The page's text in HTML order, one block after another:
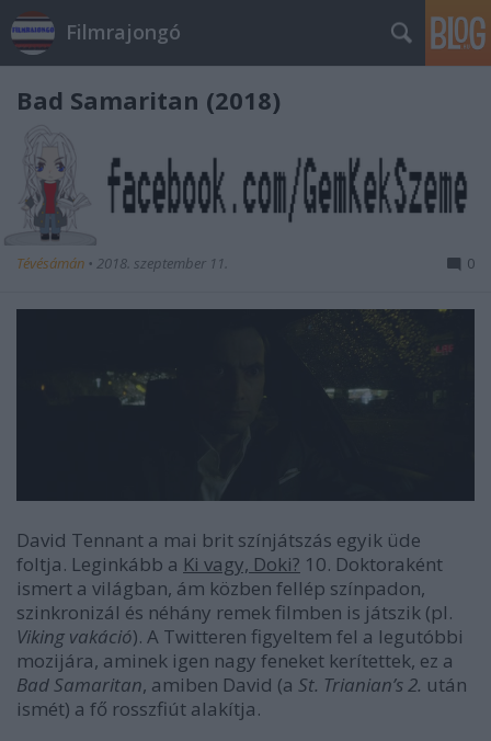
Filmrajongó
Bad Samaritan (2018)
Tévésámán • 2018. szeptember 11. 0
David Tennant a mai brit színjátszás egyik üde
foltja. Leginkább a Ki vagy, Doki? 10. Doktoraként
ismert a világban, ám közben fellép színpadon,
szinkronizál és néhány remek filmben is játszik (pl.
Viking vakáció). A Twitteren figyeltem fel a legutóbbi
mozijára, aminek igen nagy feneket kerítettek, ez a
Bad Samaritan, amiben David (a St. Trianian’s 2. után
ismét) a fő rosszfiút alakítja.